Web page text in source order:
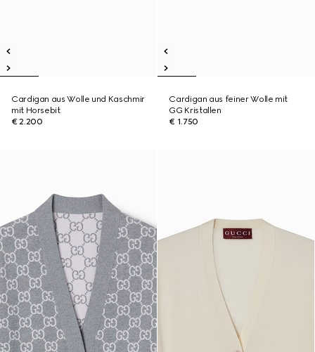
Cardigan aus Wolle und Kaschmir
mit Horsebit
€ 2.200
Cardigan aus feiner Wolle mit
GG Kristallen
€ 1.750